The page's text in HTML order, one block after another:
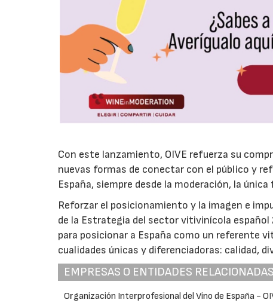
Con este lanzamiento, OIVE refuerza su
nuevas formas de conectar con el público y
España, siempre desde la moderación, la
Reforzar el posicionamiento y la imagen e
de la Estrategia del sector vitivinícola
para posicionar a España como un referente
cualidades únicas y diferenciadoras: calidad,
EMPRESAS O ENTIDADES RELACIONADAS
Organización Interprofesional del Vino de España -